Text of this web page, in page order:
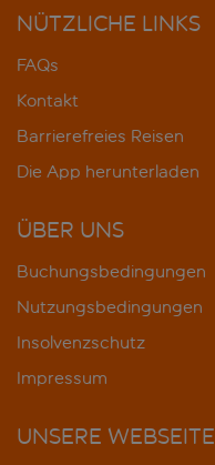
NÜTZLICHE LINKS
FAQs
Kontakt
Barrierefreies Reisen
Die App herunterladen
ÜBER UNS
Buchungsbedingungen
Nutzungsbedingungen
Insolvenzschutz
Impressum
UNSERE WEBSEITE